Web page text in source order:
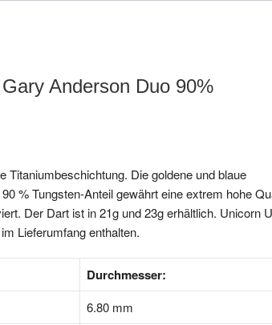
Anderson Duo 90%
Die goldene und blaue
% Tungsten-Anteil gewährt eine extrem hohe
Der Dart ist in 21g und 23g erhältlich. Unicorn
Lieferumfang enthalten.
Durchmesser:
6.80 mm